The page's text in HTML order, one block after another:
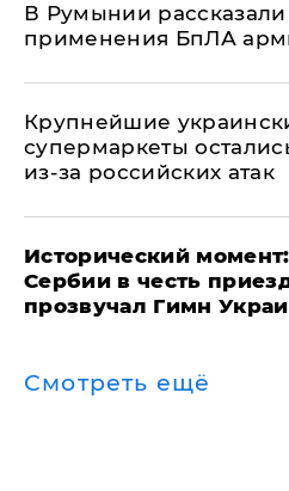
В Румынии рассказали
применения БпЛА
Крупнейшие
супермаркеты
из-за российских атак
Исторический
Сербии в честь
прозвучал Гимн
Смотреть ещё